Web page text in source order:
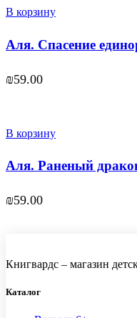
В корзину
Аля. Спасение
₪59.00
В корзину
Аля. Раненый
₪59.00
Книгвардс – магазин
Каталог